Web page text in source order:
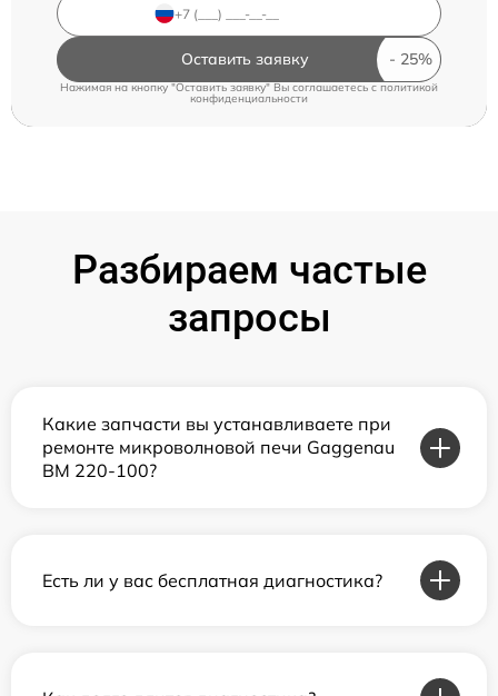
Оставить заявку
Нажимая на кнопку "Оставить заявку" Вы соглашаетесь c политикой
конфиденциальности
Разбираем частые
запросы
Какие запчасти вы устанавливаете при
ремонте микроволновой печи Gaggenau
BM 220-100?
Есть ли у вас бесплатная диагностика?